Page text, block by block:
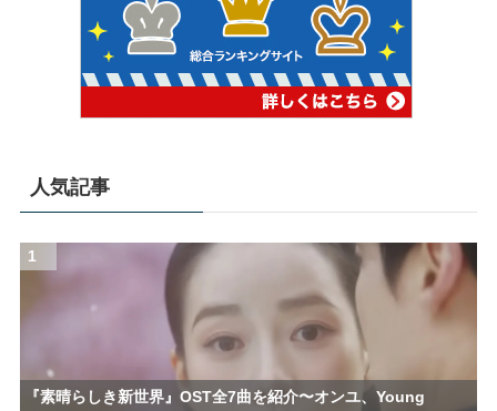
人気記事
1
『素晴らしき新世界』OST全7曲を紹介〜オンユ、Young